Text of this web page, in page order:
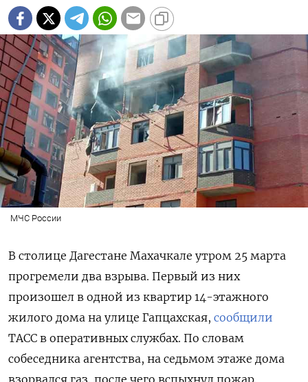
МЧС России
В столице Дагестане Махачкале утром 25 марта
прогремели два взрыва. Первый из них
произошел в одной из квартир 14-этажного
жилого дома на улице Гапцахская, сообщили
ТАСС в оперативных службах. По словам
собеседника агентства, на седьмом этаже дома
взорвался газ, после чего вспыхнул пожар.